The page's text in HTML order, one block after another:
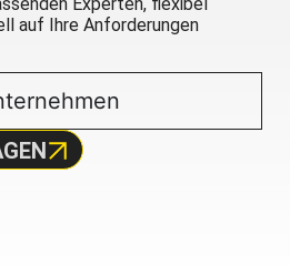
auf Ihre Anforderungen